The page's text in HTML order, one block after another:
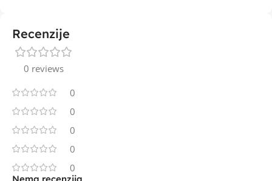
Recenzije
0 reviews
0
0
0
0
0